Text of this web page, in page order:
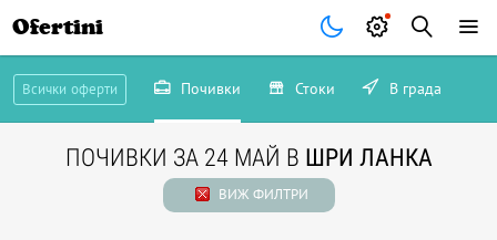
Ofertini
Всички оферти Почивки Стоки В града
ПОЧИВКИ ЗА 24 МАЙ В ШРИ ЛАНКА
ВИЖ ФИЛТРИ